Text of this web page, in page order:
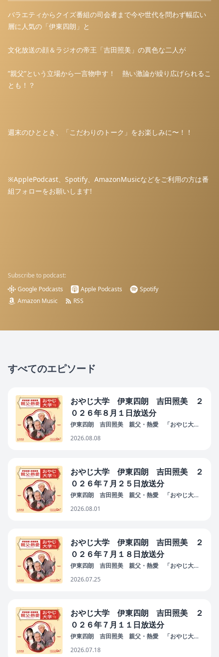
バラエティからクイズ番組の司会者まで今や世代を問わず幅広い
層に人気の「伊東四朗」と
文化放送の顔＆ラジオの帝王「吉田照美」の異色な二人が
”親父”という立場から一言物申す！ 熱い激論が繰り広げられるこ
とも！？
週末のひととき、「こだわりのトーク」をお楽しみに〜！！
※ApplePodcast、Spotify、AmazonMusicなどをご利用の方は番
組フォローをお願いします!
Subscribe to podcast:
Google Podcasts
Apple Podcasts
Spotify
Amazon Music
RSS
すべてのエピソード
おやじ大学 伊東四朗 吉田照美 ２
０２６年８月１日放送分
伊東四朗 吉田照美 親父・熱愛 「おやじ大
2026.08.08
おやじ大学 伊東四朗 吉田照美 ２
０２６年７月２５日放送分
伊東四朗 吉田照美 親父・熱愛 「おやじ大
2026.08.01
おやじ大学 伊東四朗 吉田照美 ２
０２６年７月１８日放送分
伊東四朗 吉田照美 親父・熱愛 「おやじ大
2026.07.25
おやじ大学 伊東四朗 吉田照美 ２
０２６年７月１１日放送分
伊東四朗 吉田照美 親父・熱愛 「おやじ大
2026.07.18